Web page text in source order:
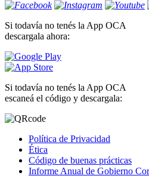
Si todavía no tenés la App OCA
descargala ahora:
Si todavía no tenés la App OCA
escaneá el código y descargala:
Política de Privacidad
Ética
Código de buenas prácticas
Informe Anual de Gobierno